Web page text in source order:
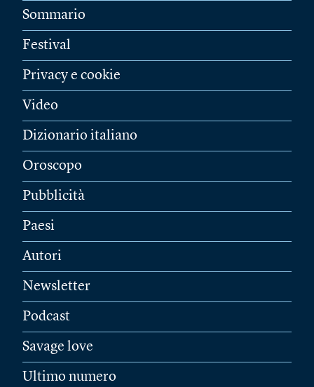
Sommario
Festival
Privacy e cookie
Video
Dizionario italiano
Oroscopo
Pubblicità
Paesi
Autori
Newsletter
Podcast
Savage love
Ultimo numero